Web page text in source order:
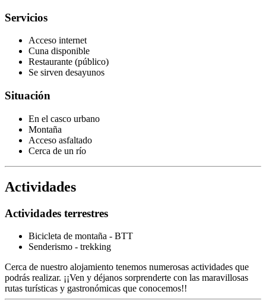
Servicios
Acceso internet
Cuna disponible
Restaurante (público)
Se sirven desayunos
Situación
En el casco urbano
Montaña
Acceso asfaltado
Cerca de un río
Actividades
Actividades terrestres
Bicicleta de montaña - BTT
Senderismo - trekking
Cerca de nuestro alojamiento tenemos numerosas actividades que
podrás realizar. ¡¡Ven y déjanos sorprenderte con las maravillosas
rutas turísticas y gastronómicas que conocemos!!